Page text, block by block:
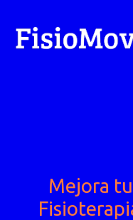
contenido
Mejora